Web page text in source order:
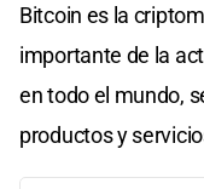
Bitcoin es la
importante de la
en todo el mundo,
productos y